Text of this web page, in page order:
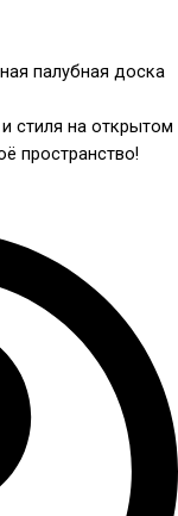
палубная доска
стиля на открытом
пространство!